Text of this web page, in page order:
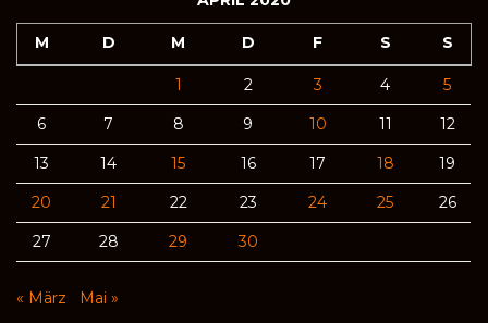
M D M D F S S
1 2 3 4
5
6
7 8 9 10 11
12
13
14 15 16 17 18
19
20
21 22 23 24 25
26
27
28 29 30
« März Mai »